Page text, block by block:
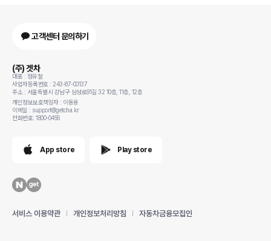
고객센터 문의하기
(주) 겟차
대표 : 정유철
사업자등록번호 : 243-87-00137
주소 : 서울특별시 강남구 삼성로91길 32 10층, 11층, 12층
개인정보보호책임자 : 이동용
이메일 : support@getcha.kr
전화번호: 1800-0456
App store Play store
서비스 이용약관 개인정보처리방침 자동차금융모집인